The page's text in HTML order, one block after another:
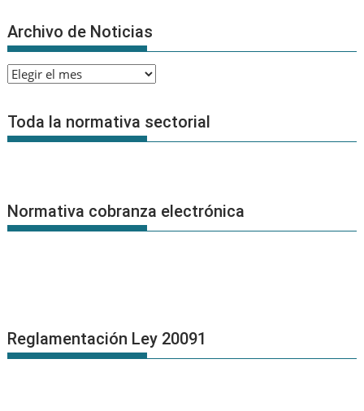
Archivo de Noticias
Archivo
Noticias
Toda la normativa sectorial
Normativa cobranza electrónica
Reglamentación Ley 20091